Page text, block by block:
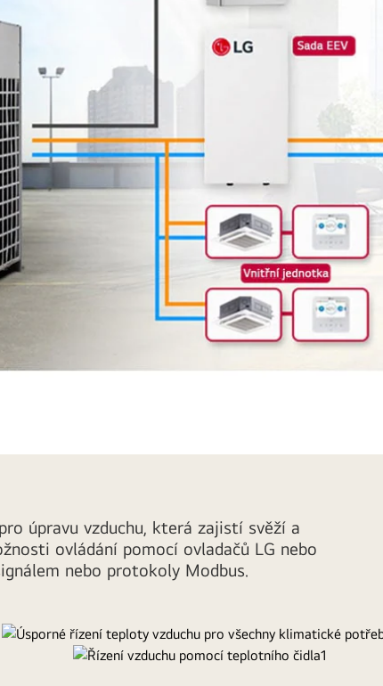
úpravu vzduchu, která zajistí svěží a
ovládání pomocí ovladačů LG nebo
nebo protokoly Modbus.